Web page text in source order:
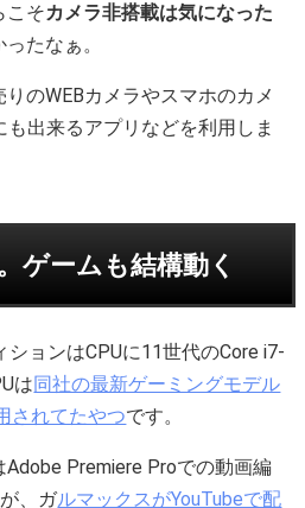
こそカメラ非搭載は気になった
たなぁ。
のWEBカメラやスマホのカメ
も出来るアプリなどを利用しま
ゲームも結構動く
ションはCPUに11世代のCore i7-
は同社の最新ゲーミングモデル
されてたやつです。
Premiere Proでの動画編
、ガルマックスがYouTubeで配